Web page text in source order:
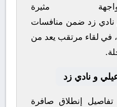
مثيرة
نادي زد ضمن منافسات
، في لقاء مرتقب يعد من
و نادي زد
تفاصيل إنطلاق صافرة